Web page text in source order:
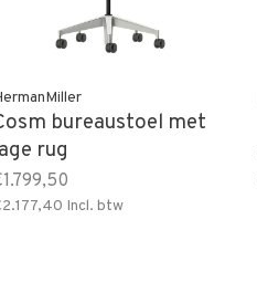
bureaustoel met
rug
Incl. btw